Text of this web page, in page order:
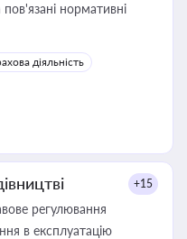
нормативні
діяльність
+15
регулювання
в експлуатацію